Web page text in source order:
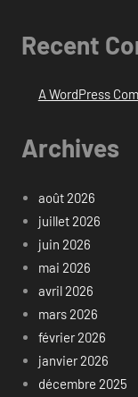
Recent
A WordPress
Archives
août 2026
juillet 2026
juin 2026
mai 2026
avril 2026
mars 2026
février 2026
janvier 2026
décembre 2025